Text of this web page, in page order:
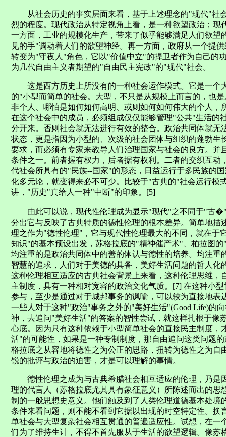
从社会历史的事实层面来看，基于上述理念的"现代"社
烈的程度。现代政治从特定视角上看，是一种欲望政治；
一方面，工业的规模化生产，带来了似乎能够满足人们欲
见的手"调动着人们的欲望神经。再一方面，政府从一个提
转变为"守夜人"角色，它以"价值中立"的捍卫者作为自己的
为几代自由主义者期望的"自由民主宪政"的"现代"社会。
这是西方历史上所没有的一种社会运作模式。它是一个
的"小型而简单的社会。大型，不只是从规模上而言的，也
非个人、哪怕是如何如何高明、或则如何如何伟大的个人
在这个社会中的成员，必须组成仅仅能够管理"公共"生活
分开来。否则社会就无法进行有效的整合。政治共同体就
状态，更是指因为小型的、次级的社会团体与组织的蓬勃
要求，而必须有专家来教导人们治理国家与社会的良方。
条件之一。前者握有权力，后者据有权利。二者的交织互
代社会所具有的"民族--国家"的形态，日益运行于多民族的
化多元论，就变得来必不可少。比较于"古典的"社会运行模
讲，"历史"真给人一种"中断"的印象。[5]
由此可以说，现代性伦理成为显示"现代"之不同于"古�"
分出它与反映了古典特质的德性伦理的根本差异。简单地
理之作为"德性伦理"，它与现代性伦理最大的不同，就在于
知识"的基本预设出发，苏格拉底的"精神催产术"、柏拉图
均注重的是政治共同体中的善的体认与德性的培养。均注
智慧的追求，人们对于美德的具备，美好生活问题的哲人
这种伦理相互适应的古典社会背景上来看，这种伦理思维
主制度，具有一种相对宽容的政治文化气质。[7] 在这种小
参与，至少是通过对于城邦事务的讽喻，可以较为直接地
一些人对于这种"政治"事务之外的"美好生活"(Good Life)的
神，去追问"美好生活"的答案的智性尝试，就这样扎根于像
心底。因为只有这种依赖于小型简单社会的直接民主制度
活"的可能性，如果是一种专制制度，那自由追问这类问题
格拉底之从容地将德性之为公正的思路，扭转为德性之为
锐的批评与政治的迫害，才是可以理解的事情。
德性伦理之成为与古典希腊社会相互适应的伦理，乃是
理的代言人（苏格拉底尤其具有象征意义）所陈述而出的
制的一般思想史意义。他们触及到了人类伦理道德基本处
条件来看问题，则不能不看到它据以出现的时空特定性。
单社会与大型复杂社会相互贯通的普遍适应性。试想，在
们为了维持生计，不得不首先服从于生活的欲望逻辑。像